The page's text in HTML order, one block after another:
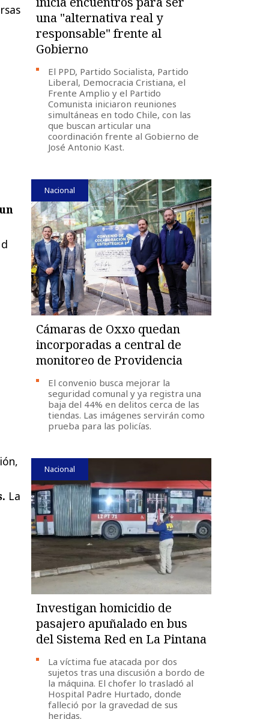
La
una "alternativa real y
responsable" frente al
Gobierno
El PPD, Partido Socialista, Partido
Liberal, Democracia Cristiana, el
Frente Amplio y el Partido
Comunista iniciaron reuniones
simultáneas en todo Chile, con las
que buscan articular una
coordinación frente al Gobierno de
José Antonio Kast.
Nacional
Cámaras de Oxxo quedan
incorporadas a central de
monitoreo de Providencia
El convenio busca mejorar la
seguridad comunal y ya registra una
baja del 44% en delitos cerca de las
tiendas. Las imágenes servirán como
prueba para las policías.
Nacional
Investigan homicidio de
pasajero apuñalado en bus
del Sistema Red en La Pintana
La víctima fue atacada por dos
sujetos tras una discusión a bordo de
la máquina. El chofer lo trasladó al
Hospital Padre Hurtado, donde
falleció por la gravedad de sus
heridas.